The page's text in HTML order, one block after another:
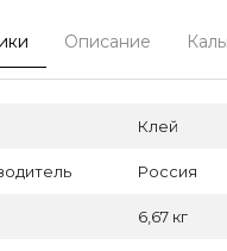
Описание
Клей
Россия
6,67 кг